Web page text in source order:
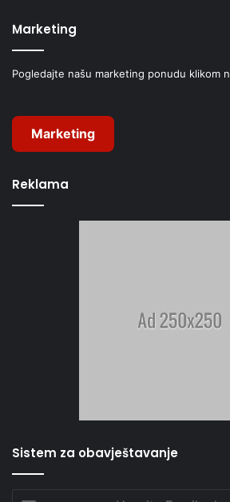
Marketing
Pogledajte našu marketing ponudu klikom
Marketing
Reklama
Sistem za obavještavanje